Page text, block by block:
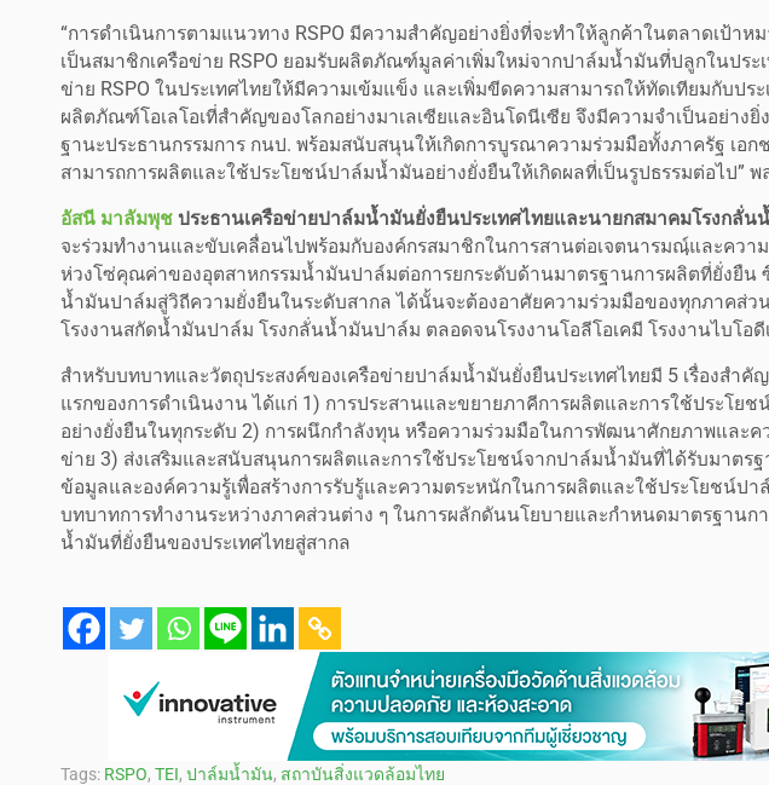
“การดำเนินการตามแนวทาง RSPO มีความสำคัญอย่างยิ่งที่จะทำให้ลูกค้าในตลาดเป้าห
เป็นสมาชิกเครือข่าย RSPO ยอมรับผลิตภัณฑ์มูลค่าเพิ่มใหม่จากปาล์มน้ำมันที่ปลูกในประ
ข่าย RSPO ในประเทศไทยให้มีความเข้มแข็ง และเพิ่มขีดความสามารถให้ทัดเทียมกับปร
ผลิตภัณฑ์โอเลโอเที่สำคัญของโลกอย่างมาเลเซียและอินโดนีเซีย จึงมีความจำเป็นอย่างยิ่
ฐานะประธานกรรมการ กนป. พร้อมสนับสนุนให้เกิดการบูรณาความร่วมมือทั้งภาครัฐ เอก
สามารถการผลิตและใช้ประโยชน์ปาล์มน้ำมันอย่างยั่งยืนให้เกิดผลที่เป็นรูปธรรมต่อไป” พ
อัสนี มาลัมพุช ประธานเครือข่ายปาล์มน้ำมันยั่งยืนประเทศไทยและนายกสมาคมโรงกลั่
จะร่วมทำงานและขับเคลื่อนไปพร้อมกับองค์กรสมาชิกในการสานต่อเจตนารมณฺ์และควา
ห่วงโซ่คุณค่าของอุตสาหกรรมน้ำมันปาล์มต่อการยกระดับด้านมาตรฐานการผลิตที่ยั่งยืน
น้ำมันปาล์มสู่วิถีความยั่งยืนในระดับสากล ได้นั้นจะต้องอาศัยความร่วมมือของทุกภาคส่ว
โรงงานสกัดน้ำมันปาล์ม โรงกลั่นน้ำมันปาล์ม ตลอดจนโรงงานโอลีโอเคมี โรงงานไบโอ
สำหรับบทบาทและวัตถุประสงค์ของเครือข่ายปาล์มน้ำมันยั่งยืนประเทศไทยมี 5 เรื่องสำ
แรกของการดำเนินงาน ได้แก่ 1) การประสานและขยายภาคีการผลิตและการใช้ประโ
อย่างยั่งยืนในทุกระดับ 2) การผนึกกำลังทุน หรือความร่วมมือในการพัฒนาศักยภาพและค
ข่าย 3) ส่งเสริมและสนับสนุนการผลิตและการใช้ประโยชน์จากปาล์มน้ำมันที่ได้รับมาตรฐ
ข้อมูลและองค์ความรู้เพื่อสร้างการรับรู้และความตระหนักในการผลิตและใช้ประโยชน์ป
บทบาทการทำงานระหว่างภาคส่วนต่าง ๆ ในการผลักดันนโยบายและกำหนดมาตรฐานก
น้ำมันที่ยั่งยืนของประเทศไทยสู่สากล
Tags: RSPO, TEI, ปาล์มน้ำมัน, สถาบันสิ่งแวดล้อมไทย